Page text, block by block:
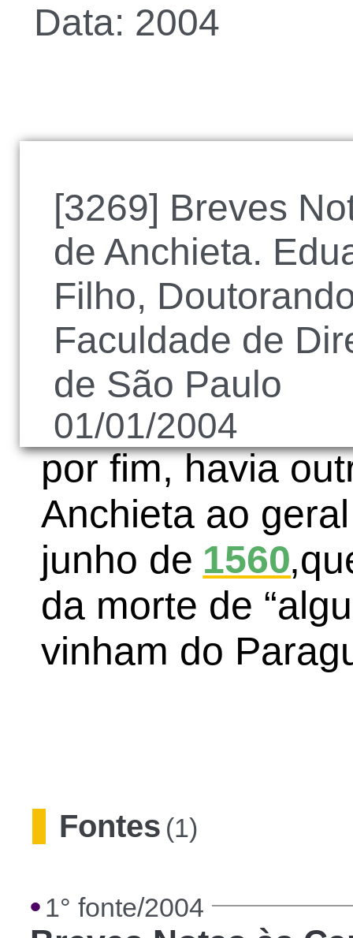
Data: 2004
[3269] Breves
de Anchieta.
Filho,
Faculdade de
de São Paulo
01/01/2004
por fim, havia
Anchieta ao
junho de 1560
da morte de
vinham do
Fontes(1)
•1° fonte/2004